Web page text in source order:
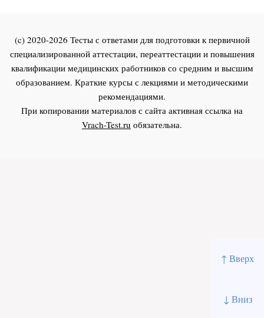
↑ Вверх
↓ Вниз
(c) 2020-2026 Тесты с ответами для подготовки к первичной
специализированной аттестации, переаттестации и повышения
квалификации медицинских работников со средним и высшим
образованием. Краткие курсы с лекциями и методическими
рекомендациями.
При копировании материалов с сайта активная ссылка на
Vrach-Test.ru обязательна.